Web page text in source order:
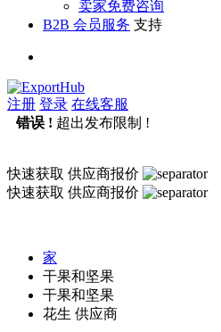
卖家免费咨询
B2B 会员服务 支持
注册 登录 在线客服
错误 ! 超出发布限制 !
快速获取 供应商报价
快速获取 供应商报价
家
干果和坚果
干果和坚果
花生 供应商